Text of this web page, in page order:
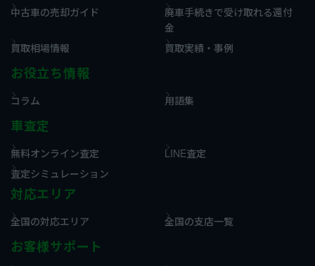
中古車の売却ガイド
廃車手続きで受け取れる還付
金
買取相場情報
買取実績・事例
お役立ち情報
コラム 用語集
車査定
無料オンライン査定
LINE査定
査定シミュレーション
対応エリア
全国の対応エリア 全国の支店一覧
お客様サポート